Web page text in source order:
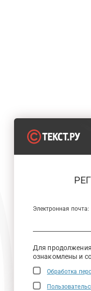
Электронная почта:
Для
ознакомлены и
Обработка